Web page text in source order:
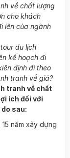
về chất lượng
cho khách
lên của ngành
du lịch
kế hoạch đi
định đi theo
tranh về giá?
tranh về chất
ích đối với
sau: